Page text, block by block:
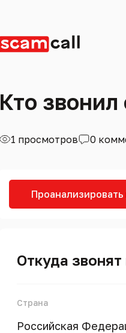
Кто
1 просмотров 0
Откуда
Страна
Российская